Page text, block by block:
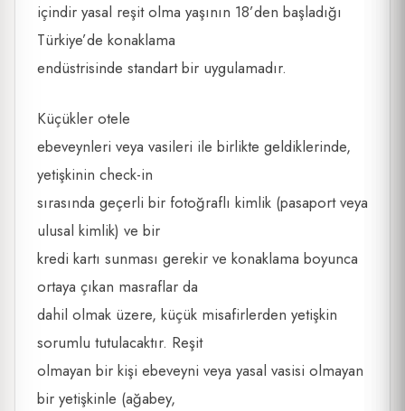
içindir yasal reşit olma yaşının 18’den başladığı
Türkiye’de konaklama
endüstrisinde standart bir uygulamadır.
Küçükler otele
ebeveynleri veya vasileri ile birlikte geldiklerinde,
yetişkinin check-in
sırasında geçerli bir fotoğraflı kimlik (pasaport veya
ulusal kimlik) ve bir
kredi kartı sunması gerekir ve konaklama boyunca
ortaya çıkan masraflar da
dahil olmak üzere, küçük misafirlerden yetişkin
sorumlu tutulacaktır. Reşit
olmayan bir kişi ebeveyni veya yasal vasisi olmayan
bir yetişkinle (ağabey,